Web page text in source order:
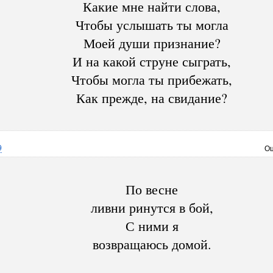
Какие мне найти слова,
Чтобы услышать ты могла
Моей души признание?
И на какой струне сыграть,
Чтобы могла ты прибежать,
Как прежде, на свидание?
По весне
ливни ринутся в бой,
С ними я
возвращаюсь домой.